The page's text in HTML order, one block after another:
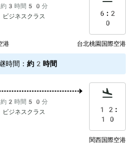
約3時間50分
ビジネスクラス
6:2
0
港 台北桃園国際空港
時間 ： 約2時間
約2時間50分
ビジネスクラス
12:
10
関西国際空港